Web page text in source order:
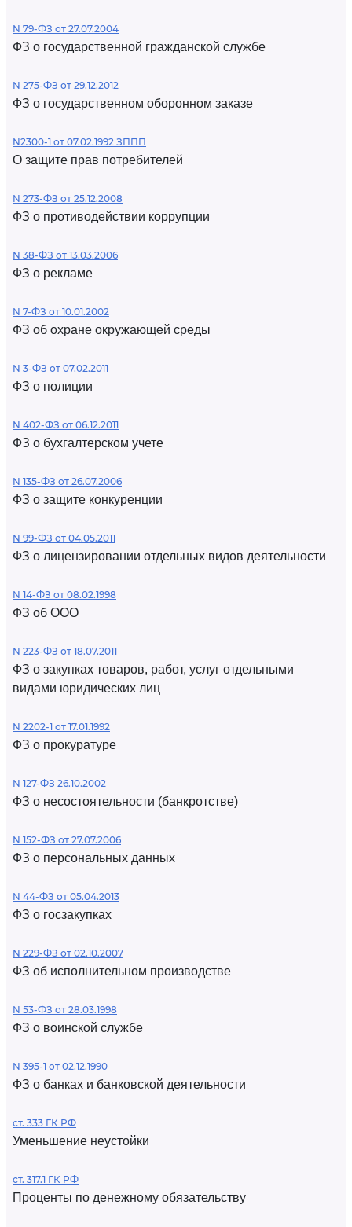
N 79-ФЗ от 27.07.2004
ФЗ о государственной гражданской службе
N 275-ФЗ от 29.12.2012
ФЗ о государственном оборонном заказе
N2300-1 от 07.02.1992 ЗППП
О защите прав потребителей
N 273-ФЗ от 25.12.2008
ФЗ о противодействии коррупции
N 38-ФЗ от 13.03.2006
ФЗ о рекламе
N 7-ФЗ от 10.01.2002
ФЗ об охране окружающей среды
N 3-ФЗ от 07.02.2011
ФЗ о полиции
N 402-ФЗ от 06.12.2011
ФЗ о бухгалтерском учете
N 135-ФЗ от 26.07.2006
ФЗ о защите конкуренции
N 99-ФЗ от 04.05.2011
ФЗ о лицензировании отдельных видов деятельности
N 14-ФЗ от 08.02.1998
ФЗ об ООО
N 223-ФЗ от 18.07.2011
ФЗ о закупках товаров, работ, услуг отдельными
видами юридических лиц
N 2202-1 от 17.01.1992
ФЗ о прокуратуре
N 127-ФЗ 26.10.2002
ФЗ о несостоятельности (банкротстве)
N 152-ФЗ от 27.07.2006
ФЗ о персональных данных
N 44-ФЗ от 05.04.2013
ФЗ о госзакупках
N 229-ФЗ от 02.10.2007
ФЗ об исполнительном производстве
N 53-ФЗ от 28.03.1998
ФЗ о воинской службе
N 395-1 от 02.12.1990
ФЗ о банках и банковской деятельности
ст. 333 ГК РФ
Уменьшение неустойки
ст. 317.1 ГК РФ
Проценты по денежному обязательству